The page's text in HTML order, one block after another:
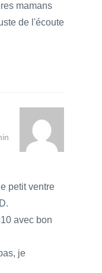
mamans
de l'écoute
petit ventre
avec bon
je